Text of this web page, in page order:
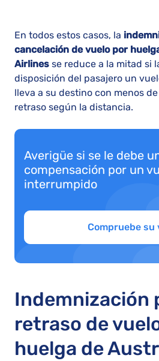
En todos estos casos, la
cancelación de vuelo por
Airlines se reduce a la mitad si
disposición del pasajero un
lleva a su destino con menos
retraso según la distancia.
Averigüe si se le debe
compensación por un
interrumpido
Compruebe su
Indemnización
retraso de
huelga de